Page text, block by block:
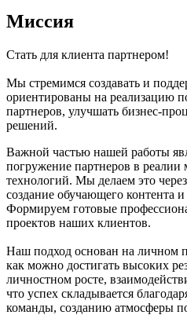
Миссия
Стать для клиента партнером!
Мы стремимся создавать и
ориентированы на реализацию
партнеров, улучшать бизнес-
решений.
Важной частью нашей работы
погружение партнеров в
технологий. Мы делаем это
создание обучающего контента
Формируем готовые
проектов наших клиентов.
Наш подход основан на личном
как можно достигать высоких
личностном росте,
что успех складывается
команды, созданию атмосферы